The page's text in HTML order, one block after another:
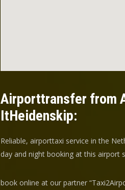
Airporttransfer from
ItHeidenskip:
Reliable, airporttaxi service in the
day and night booking at this airport
book online at our partner